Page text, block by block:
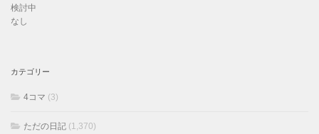
検討中
なし
カテゴリー
4コマ (3)
ただの日記 (1,370)